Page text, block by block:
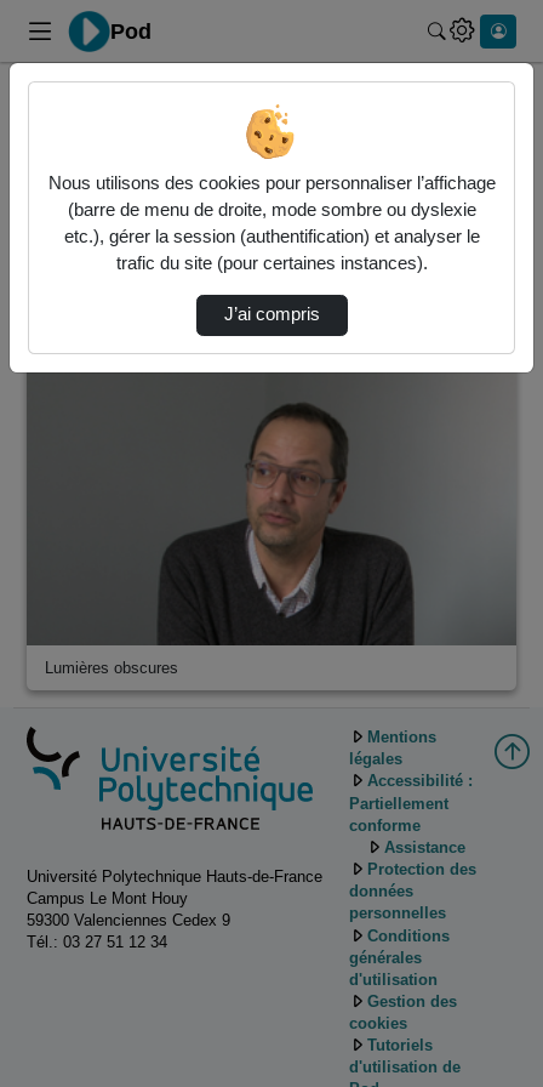
Pod
1 vidéo trouvée
Audio Vidéo Statistiques de vues
Direction de tri
00:05:50
Lumières obscures
Université Polytechnique Hauts-de-France
Campus Le Mont Houy
59300 Valenciennes Cedex 9
Tél.: 03 27 51 12 34
Mentions
légales
Accessibilité :
Partiellement
conforme
Assistance
Protection des
données
personnelles
Conditions
générales
d'utilisation
Gestion des
cookies
Tutoriels
d'utilisation de
Nous utilisons des cookies pour personnaliser l’affichage
(barre de menu de droite, mode sombre ou dyslexie
etc.), gérer la session (authentification) et analyser le
trafic du site (pour certaines instances).
J’ai compris